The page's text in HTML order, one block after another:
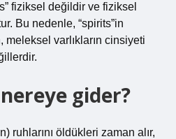
fiziksel değildir ve fiziksel
Bu nedenle, “spirits”in
varlıkların cinsiyeti
gider?
ruhlarını öldükleri zaman alır,